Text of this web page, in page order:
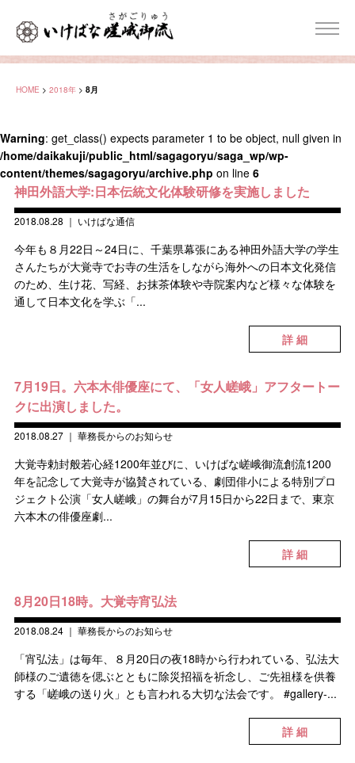
HOME > 2018年 > 8月
Warning: get_class() expects parameter 1 to be object, null given in
/home/daikakuji/public_html/sagagoryu/saga_wp/wp-
content/themes/sagagoryu/archive.php on line 6
神田外語大学:日本伝統文化体験研修を実施しました
2018.08.28 ｜ いけばな通信
今年も８月22日～24日に、千葉県幕張にある神田外語大学の学生
さんたちが大覚寺でお寺の生活をしながら海外への日本文化発信
のため、生け花、写経、お抹茶体験や寺院案内など様々な体験を
通して日本文化を学ぶ「...
詳 細
7月19日。六本木俳優座にて、「女人嵯峨」アフタートー
クに出演しました。
2018.08.27｜ 華務長からのお知らせ
大覚寺勅封般若心経1200年並びに、いけばな嵯峨御流創流1200
年を記念して大覚寺が協賛されている、劇団俳小による特別プロ
ジェクト公演「女人嵯峨」の舞台が7月15日から22日まで、東京
六本木の俳優座劇...
詳 細
8月20日18時。大覚寺宵弘法
2018.08.24｜ 華務長からのお知らせ
「宵弘法」は毎年、８月20日の夜18時から行われている、弘法大
師様のご遺徳を偲ぶとともに除災招福を祈念し、ご先祖様を供養
する「嵯峨の送り火」とも言われる大切な法会です。 #gallery-...
詳 細